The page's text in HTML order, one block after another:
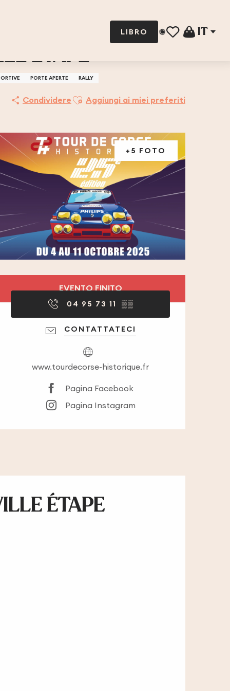
LIBRO IT
ÉTAPE
PORTE APERTE RALLY
Condividere Ajouter aux favoris
Aggiungi ai miei preferiti
+5 FOTO
e contatti
EVENTO FINITO
04 95 73 11 ▒▒
CONTATTATECI
www.tourdecorse-historique.fr
Pagina Facebook
Pagina Instagram
ÉTAPE